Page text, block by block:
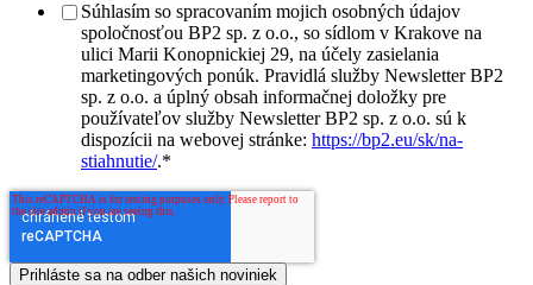
Súhlasím so spracovaním mojich osobných údajov
spoločnosťou BP2 sp. z o.o., so sídlom v Krakove na
ulici Marii Konopnickiej 29, na účely zasielania
marketingových ponúk. Pravidlá služby Newsletter BP2
sp. z o.o. a úplný obsah informačnej doložky pre
používateľov služby Newsletter BP2 sp. z o.o. sú k
dispozícii na webovej stránke: https://bp2.eu/sk/na-
stiahnutie/.*